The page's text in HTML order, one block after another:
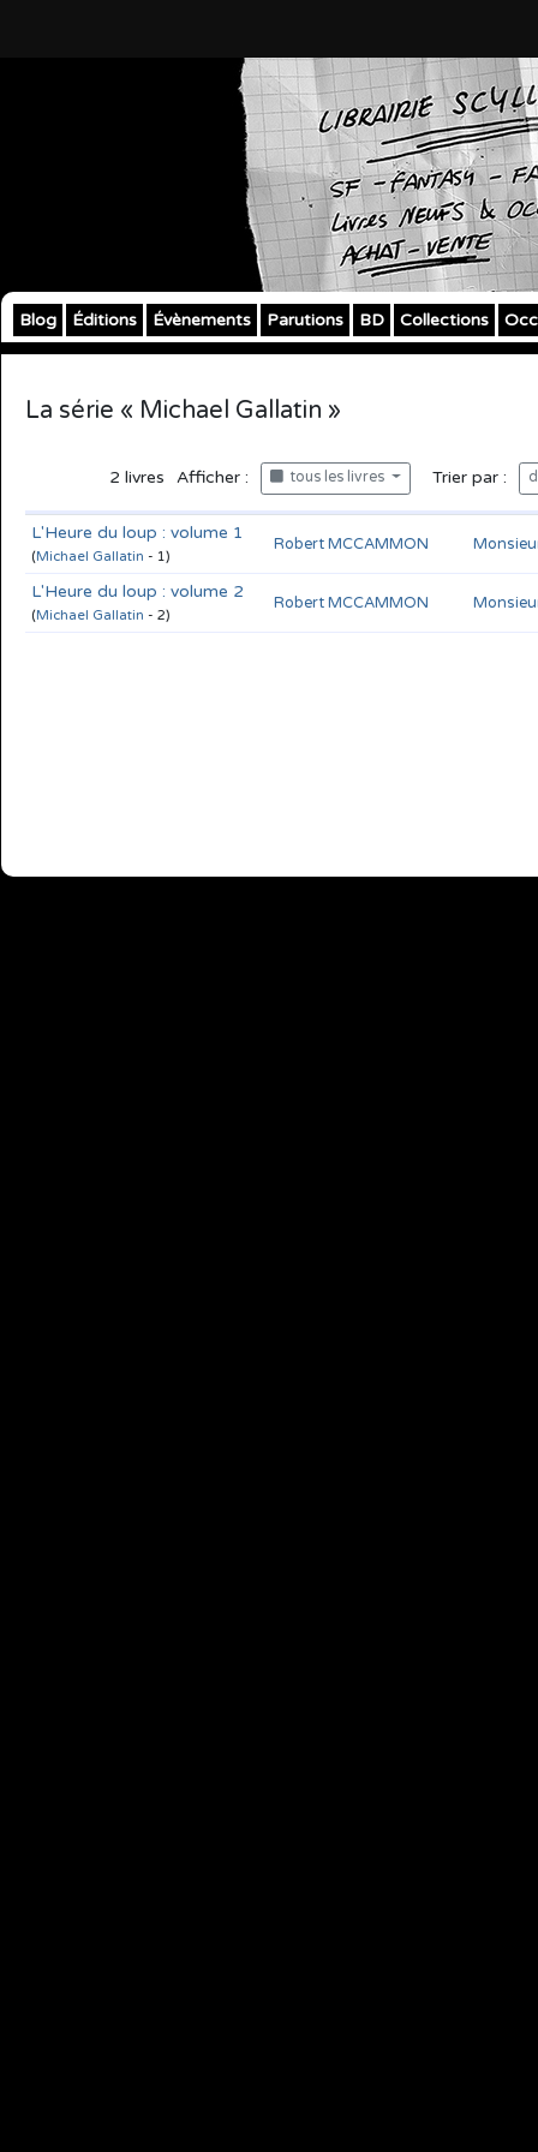
Blog Éditions Évènements Parutions BD Collections
La série « Michael Gallatin »
2 livres Afficher : tous les livres Trier par :
L'Heure du loup : volume 1
(Michael Gallatin - 1)
Robert MCCAMMON
L'Heure du loup : volume 2
(Michael Gallatin - 2)
Robert MCCAMMON